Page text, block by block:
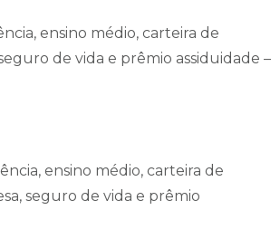
ensino médio, carteira de
de vida e prêmio assiduidade –
ensino médio, carteira de
seguro de vida e prêmio